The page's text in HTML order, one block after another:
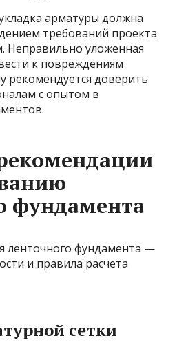
арматуры должна
требований проекта
Неправильно уложенная
к повреждениям
рекомендуется доверить
с опытом в
фундамента
сетки